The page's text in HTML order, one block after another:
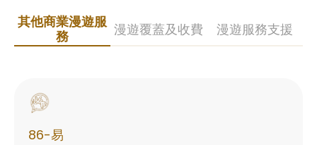
其他商業漫遊服
務
漫遊覆蓋及收費 漫遊服務支援
86-易